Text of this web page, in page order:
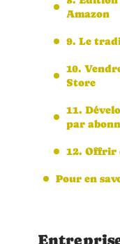
Amazon
9. Le
10.
Store
11.
par
12. Offrir
Pour en